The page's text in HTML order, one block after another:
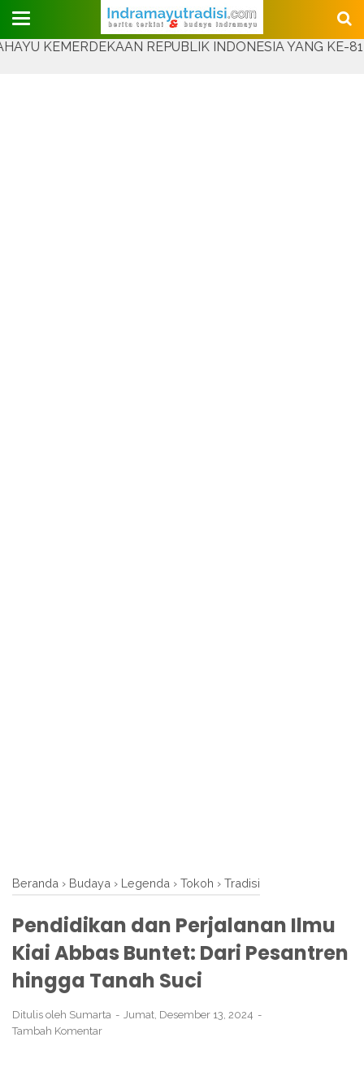
Judul Website
REPUBLIK INDONESIA YANG KE-81
Beranda › Budaya › Legenda › Tokoh › Tradisi
Pendidikan dan Perjalanan Ilmu
Kiai Abbas Buntet: Dari Pesantren
hingga Tanah Suci
Ditulis oleh Sumarta
Jumat, Desember 13, 2024
Tambah Komentar